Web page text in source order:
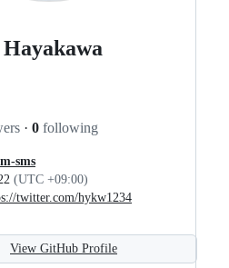
· 0 following
sms
(UTC +09:00)
twitter.com/hykw1234
View GitHub Profile